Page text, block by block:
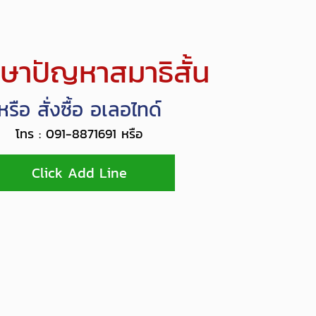
าปัญหาสมาธิสั้น
รือ สั่งซื้อ อเลอไทด์
โทร : 091-8871691 หรือ
Click Add Line